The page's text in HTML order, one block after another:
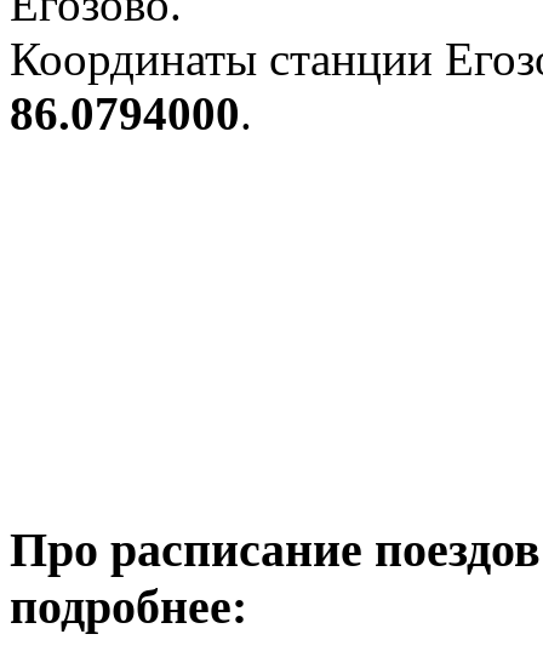
Координаты станции
86.0794000.
Про расписание
подробнее: